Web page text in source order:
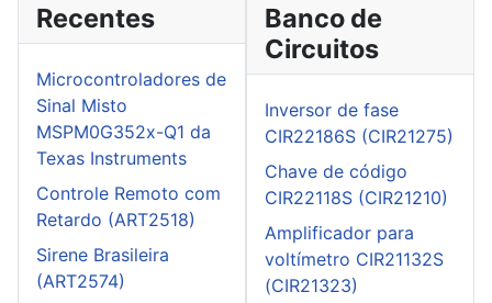
Recentes
Microcontroladores de
Sinal Misto
MSPM0G352x-Q1 da
Texas Instruments
Controle Remoto com
Retardo (ART2518)
Sirene Brasileira
(ART2574)
Banco de
Circuitos
Inversor de fase
CIR22186S (CIR21275)
Chave de código
CIR22118S (CIR21210)
Amplificador para
voltímetro CIR21132S
(CIR21323)